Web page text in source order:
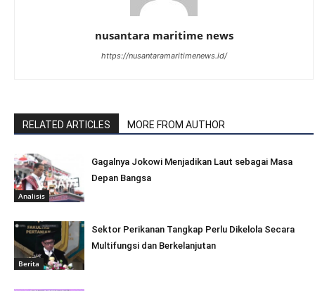
nusantara maritime news
https://nusantaramaritimenews.id/
RELATED ARTICLES MORE FROM AUTHOR
Analisis
Gagalnya Jokowi Menjadikan Laut sebagai Masa
Depan Bangsa
Berita
Sektor Perikanan Tangkap Perlu Dikelola Secara
Multifungsi dan Berkelanjutan